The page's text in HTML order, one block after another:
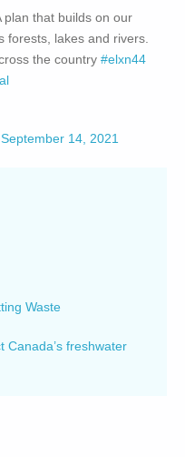
plan that builds on our
forests, lakes and rivers.
the country #elxn44
September 14, 2021
Waste
Canada’s freshwater